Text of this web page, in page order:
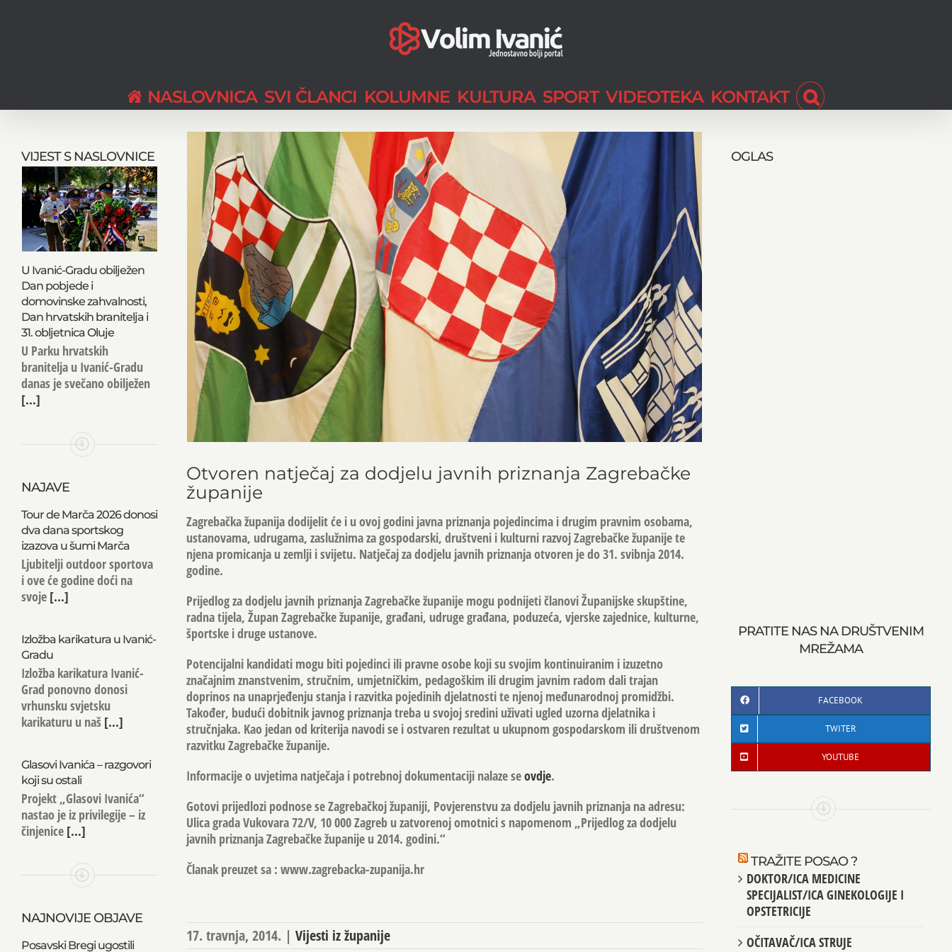
NASLOVNICA SVI ČLANCI KOLUMNE KULTURA SPORT VIDEOTEKA KONTAKT
View
Larger
Image
Otvoren natječaj za dodjelu javnih priznanja Zagrebačke
županije
Zagrebačka županija dodijelit će i u ovoj godini javna priznanja pojedincima i drugim pravnim osobama,
ustanovama, udrugama, zaslužnima za gospodarski, društveni i kulturni razvoj Zagrebačke županije te
njena promicanja u zemlji i svijetu. Natječaj za dodjelu javnih priznanja otvoren je do 31. svibnja 2014.
godine.
Prijedlog za dodjelu javnih priznanja Zagrebačke županije mogu podnijeti članovi Županijske skupštine,
radna tijela, Župan Zagrebačke županije, građani, udruge građana, poduzeća, vjerske zajednice, kulturne,
športske i druge ustanove.
Potencijalni kandidati mogu biti pojedinci ili pravne osobe koji su svojim kontinuiranim i izuzetno
značajnim znanstvenim, stručnim, umjetničkim, pedagoškim ili drugim javnim radom dali trajan
doprinos na unaprjeđenju stanja i razvitka pojedinih djelatnosti te njenoj međunarodnoj promidžbi.
Također, budući dobitnik javnog priznanja treba u svojoj sredini uživati ugled uzorna djelatnika i
stručnjaka. Kao jedan od kriterija navodi se i ostvaren rezultat u ukupnom gospodarskom ili društvenom
razvitku Zagrebačke županije.
Informacije o uvjetima natječaja i potrebnoj dokumentaciji nalaze seovdje.
Gotovi prijedlozi podnose se Zagrebačkoj županiji, Povjerenstvu za dodjelu javnih priznanja na adresu:
Ulica grada Vukovara 72/V, 10 000 Zagreb u zatvorenoj omotnici s napomenom „Prijedlog za dodjelu
javnih priznanja Zagrebačke županije u 2014. godini.“
Članak preuzet sa : www.zagrebacka-zupanija.hr
17. travnja, 2014. | Vijesti iz županije
VIJEST S NASLOVNICE
U Ivanić-Gradu obilježen
Dan pobjede i
domovinske zahvalnosti,
Dan hrvatskih branitelja i
31. obljetnica Oluje
U Parku hrvatskih
branitelja u Ivanić-Gradu
danas je svečano obilježen
[...]
NAJAVE
Tour de Marča 2026 donosi
dva dana sportskog
izazova u šumi Marča
Ljubitelji outdoor sportova
i ove će godine doći na
svoje[...]
Izložba karikatura u Ivanić-
Gradu
Izložba karikatura Ivanić-
Grad ponovno donosi
vrhunsku svjetsku
karikaturu u naš[...]
Glasovi Ivanića – razgovori
koji su ostali
Projekt „Glasovi Ivanića“
nastao je iz privilegije – iz
činjenice[...]
NAJNOVIJE OBJAVE
Posavski Bregi ugostili
OGLAS
PRATITE NAS NA DRUŠTVENIM
MREŽAMA
FACEBOOK
TWITER
YOUTUBE
TRAŽITE POSAO ?
DOKTOR/ICA MEDICINE
SPECIJALIST/ICA GINEKOLOGIJE I
OPSTETRICIJE
OČITAVAČ/ICA STRUJE